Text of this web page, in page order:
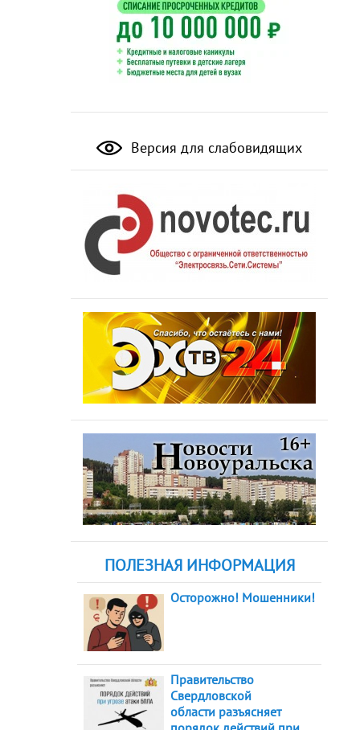
Версия для слабовидящих
ПОЛЕЗНАЯ ИНФОРМАЦИЯ
Осторожно! Мошенники!
Правительство
Свердловской
области разъясняет